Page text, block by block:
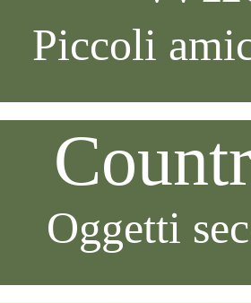
Piccoli
Oggetti